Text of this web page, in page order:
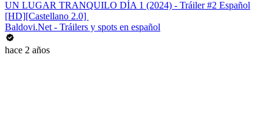
UN LUGAR TRANQUILO DÍA 1 (2024) - Tráiler #2 Español
[HD][Castellano 2.0] ️
Baldovi.Net - Tráilers y spots en español
hace 2 años